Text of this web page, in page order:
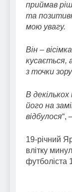
приймав
та
мою увагу.
Він –
кусається,
з точки
В
його на
відбулося“,
19-річний
влітку
футболіста